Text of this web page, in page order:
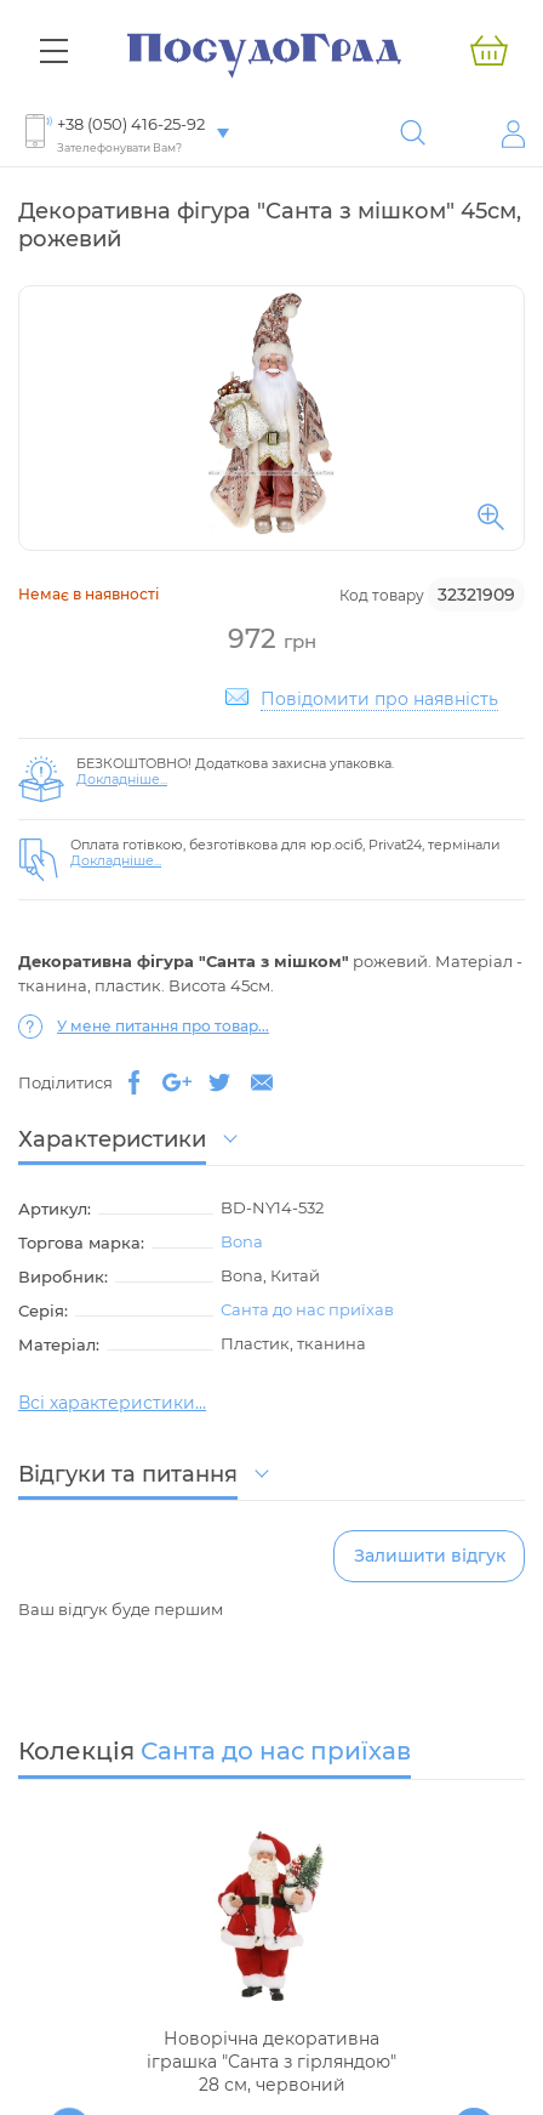
+38 (050) 416-25-92
Зателефонувати Вам?
Декоративна фігура "Санта з мішком" 45см,
рожевий
Немає в наявності Код товару 32321909
972 грн
Повідомити про наявність
БЕЗКОШТОВНО! Додаткова захисна упаковка.
Докладніше...
Оплата готівкою, безготівкова для юр.осіб, Privat24, термінали
Докладніше...
Декоративна фігура "Санта з мішком" рожевий. Матеріал -
тканина, пластик. Висота 45см.
У мене питання про товар...
Поділитися
Характеристики
Артикул:
BD-NY14-532
Торгова марка:
Bona
Виробник:
Bona, Китай
Серія:
Санта до нас приїхав
Матеріал:
Пластик, тканина
Всі характеристики...
Відгуки та питання
Залишити відгук
Ваш відгук буде першим
Колекція Санта до нас приїхав
Новорічна декоративна
іграшка "Санта з гірляндою"
28 см, червоний